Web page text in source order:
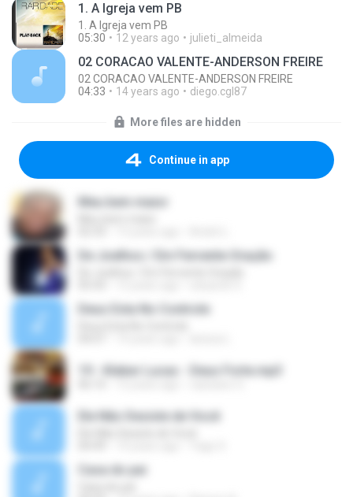
1. A Igreja vem PB
1. A Igreja vem PB
05:30
12 years ago julieti_almeida
02 CORACAO VALENTE-ANDERSON FREIRE
02 CORACAO VALENTE-ANDERSON FREIRE
04:33
14 years ago diego.cgl87
More files are hidden
Continue in app
Meu bem maior
De Joelhos / Em Fervente Oração
Deus Esta No Controle
19 - Kleber Lucas - Deus Forte.mp3
Ele Não Desiste de Você
Casa do pai